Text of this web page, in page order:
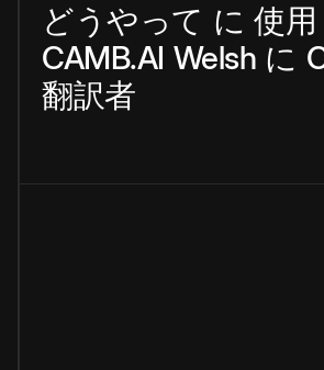
どうやって に 使用
CAMB.AI Welsh に
翻訳者